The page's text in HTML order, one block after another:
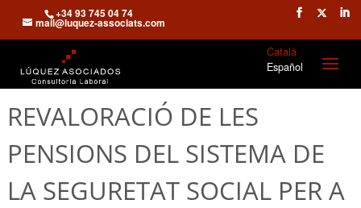
+34 93 745 04 74
mail@luquez-associats.com
Català
Español
REVALORACIÓ DE LES
PENSIONS DEL SISTEMA DE
LA SEGURETAT SOCIAL PER A